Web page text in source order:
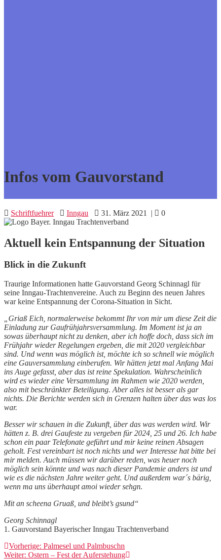
Infos vom Gauvorstand
Schriftfuehrer Inngau 31. März 2021 | 0
Aktuell kein Entspannung der Situation
Blick in die Zukunft
Traurige Informationen hatte Gauvorstand Georg Schinnagl für
seine Inngau-Trachtenvereine. Auch zu Beginn des neuen Jahres
war keine Entspannung der Corona-Situation in Sicht.
„Griaß Eich, normalerweise bekommt Ihr von mir um diese Zeit die
Einladung zur Gaufrühjahrsversammlung. Im Moment ist ja an
sowas überhaupt nicht zu denken, aber ich hoffe doch, dass sich im
Frühjahr wieder Regelungen ergeben, die mit 2020 vergleichbar
sind. Und wenn was möglich ist, möchte ich so schnell wie möglich
eine Gauversammlung einberufen. Wir hätten jetzt mal Anfang Mai
ins Auge gefasst, aber das ist reine Spekulation. Wahrscheinlich
wird es wieder eine Versammlung im Rahmen wie 2020 werden,
also mit beschränkter Beteiligung. Aber alles ist besser als gar
nichts. Die Berichte werden sich in Grenzen halten über das was los
war.
Besser wir schauen in die Zukunft, über das was werden wird. Wir
hätten z. B. drei Gaufeste zu vergeben für 2024, 25 und 26. Ich habe
schon ein paar Telefonate geführt und mir keine reinen Absagen
geholt. Fest vereinbart ist noch nichts und wer Interesse hat bitte bei
mir melden. Auch müssen wir darüber reden, was heuer noch
möglich sein könnte und was nach dieser Pandemie anders ist und
wie es die nächsten Jahre weiter geht. Und außerdem war´s bärig,
wenn ma uns überhaupt amoi wieder sehgn.
Mit an scheena Gruaß, und bleibt’s gsund“
Georg Schinnagl
1. Gauvorstand Bayerischer Inngau Trachtenverband
Beitragsnavigation
Vorherige: Vorheriger
Beitrag:
Palmesel und Palmbuschn
Weiter: Nächster
Ostern – Fest der Auferstehung